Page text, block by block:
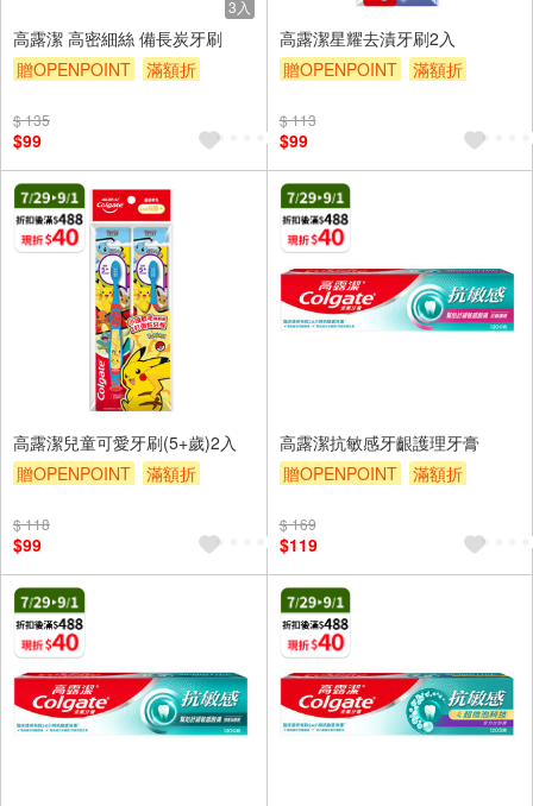
3入
高露潔 高密細絲 備長炭牙刷
贈OPENPOINT
滿額折
$ 135
$99
高露潔星耀去漬牙刷2入
贈OPENPOINT
滿額折
$ 113
$99
高露潔兒童可愛牙刷(5+歲)2入
贈OPENPOINT
滿額折
$ 118
$99
高露潔抗敏感牙齦護理牙膏
贈OPENPOINT
滿額折
$ 169
$119